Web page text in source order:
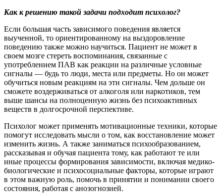
Как к решению такой задачи подходит психолог?
Если большая часть зависимого поведения является
выученной, то ориентированному на выздоровление
поведению также можно научиться. Пациент не может в
своем мозге стереть воспоминания, связанные с
употреблением ПАВ как реакции на различные условные
сигналы — будь то люди, места или предметы. Но он может
обучиться новым реакциям на эти сигналы. Чем дольше он
сможете воздерживаться от алкоголя или наркотиков, тем
выше шансы на полноценную жизнь без психоактивных
веществ в долгосрочной перспективе.
Психолог может применять мотивационные техники, которые
помогут исследовать мысли о том, как восстановление может
изменить жизнь. А также заниматься психообразованием,
рассказывая и обучая пациента тому, как работают те или
иные процессы формирования зависимости, включая медико-
биологические и психосоциальные факторы, которые играют
в этом важную роль, помочь в принятии и понимании своего
состояния, работая с анозогнозией.